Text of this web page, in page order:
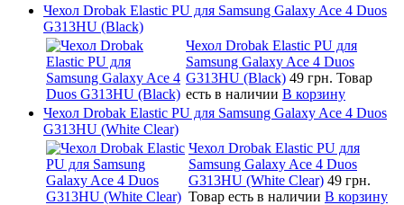
Чехол Drobak Elastic PU для Samsung Galaxy Ace 4 Duos
G313HU (Black)
Чехол Drobak Elastic PU для
Samsung Galaxy Ace 4 Duos
G313HU (Black) 49 грн. Товар
есть в наличии В корзину
Чехол Drobak Elastic PU для Samsung Galaxy Ace 4 Duos
G313HU (White Clear)
Чехол Drobak Elastic PU для
Samsung Galaxy Ace 4 Duos
G313HU (White Clear) 49 грн.
Товар есть в наличии В корзину